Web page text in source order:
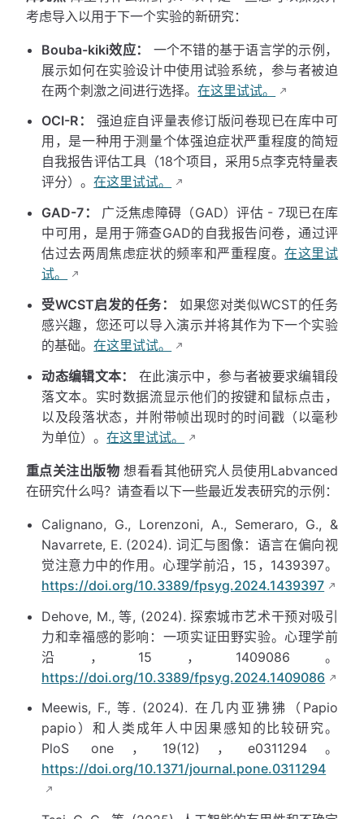
考虑导入以用于下一个实验的新研究：
Bouba-kiki效应：
一个不错的基于语言学的示例，
展示如何在实验设计中使用试验系统，参与者被迫
在两个刺激之间进行选择。在这里试试。
OCI-R：
强迫症自评量表修订版问卷现已在库中可
用，是一种用于测量个体强迫症状严重程度的简短
自我报告评估工具（18个项目，采用5点李克特量表
评分）。在这里试试。
GAD-7：
广泛焦虑障碍（GAD）评估 - 7现已在库
中可用，是用于筛查GAD的自我报告问卷，通过评
估过去两周焦虑症状的频率和严重程度。在这里试
试。
受WCST启发的任务：
如果您对类似WCST的任务
感兴趣，您还可以导入演示并将其作为下一个实验
的基础。在这里试试。
动态编辑文本：
在此演示中，参与者被要求编辑段
落文本。实时数据流显示他们的按键和鼠标点击，
以及段落状态，并附带帧出现时的时间戳（以毫秒
为单位）。在这里试试。
重点关注出版物想看看其他研究人员使用Labvanced
在研究什么吗？请查看以下一些最近发表研究的示例：
Calignano, G., Lorenzoni, A., Semeraro, G., &
Navarrete, E. (2024). 词汇与图像：语言在偏向视
觉注意力中的作用。心理学前沿，15，1439397。
https://doi.org/10.3389/fpsyg.2024.1439397
Dehove, M., 等, (2024). 探索城市艺术干预对吸引
力和幸福感的影响：一项实证田野实验。心理学前
沿，15，1409086。
https://doi.org/10.3389/fpsyg.2024.1409086
Meewis, F., 等. (2024). 在几内亚狒狒（Papio
papio）和人类成年人中因果感知的比较研究。
PloS one，19(12)，e0311294。
https://doi.org/10.1371/journal.pone.0311294